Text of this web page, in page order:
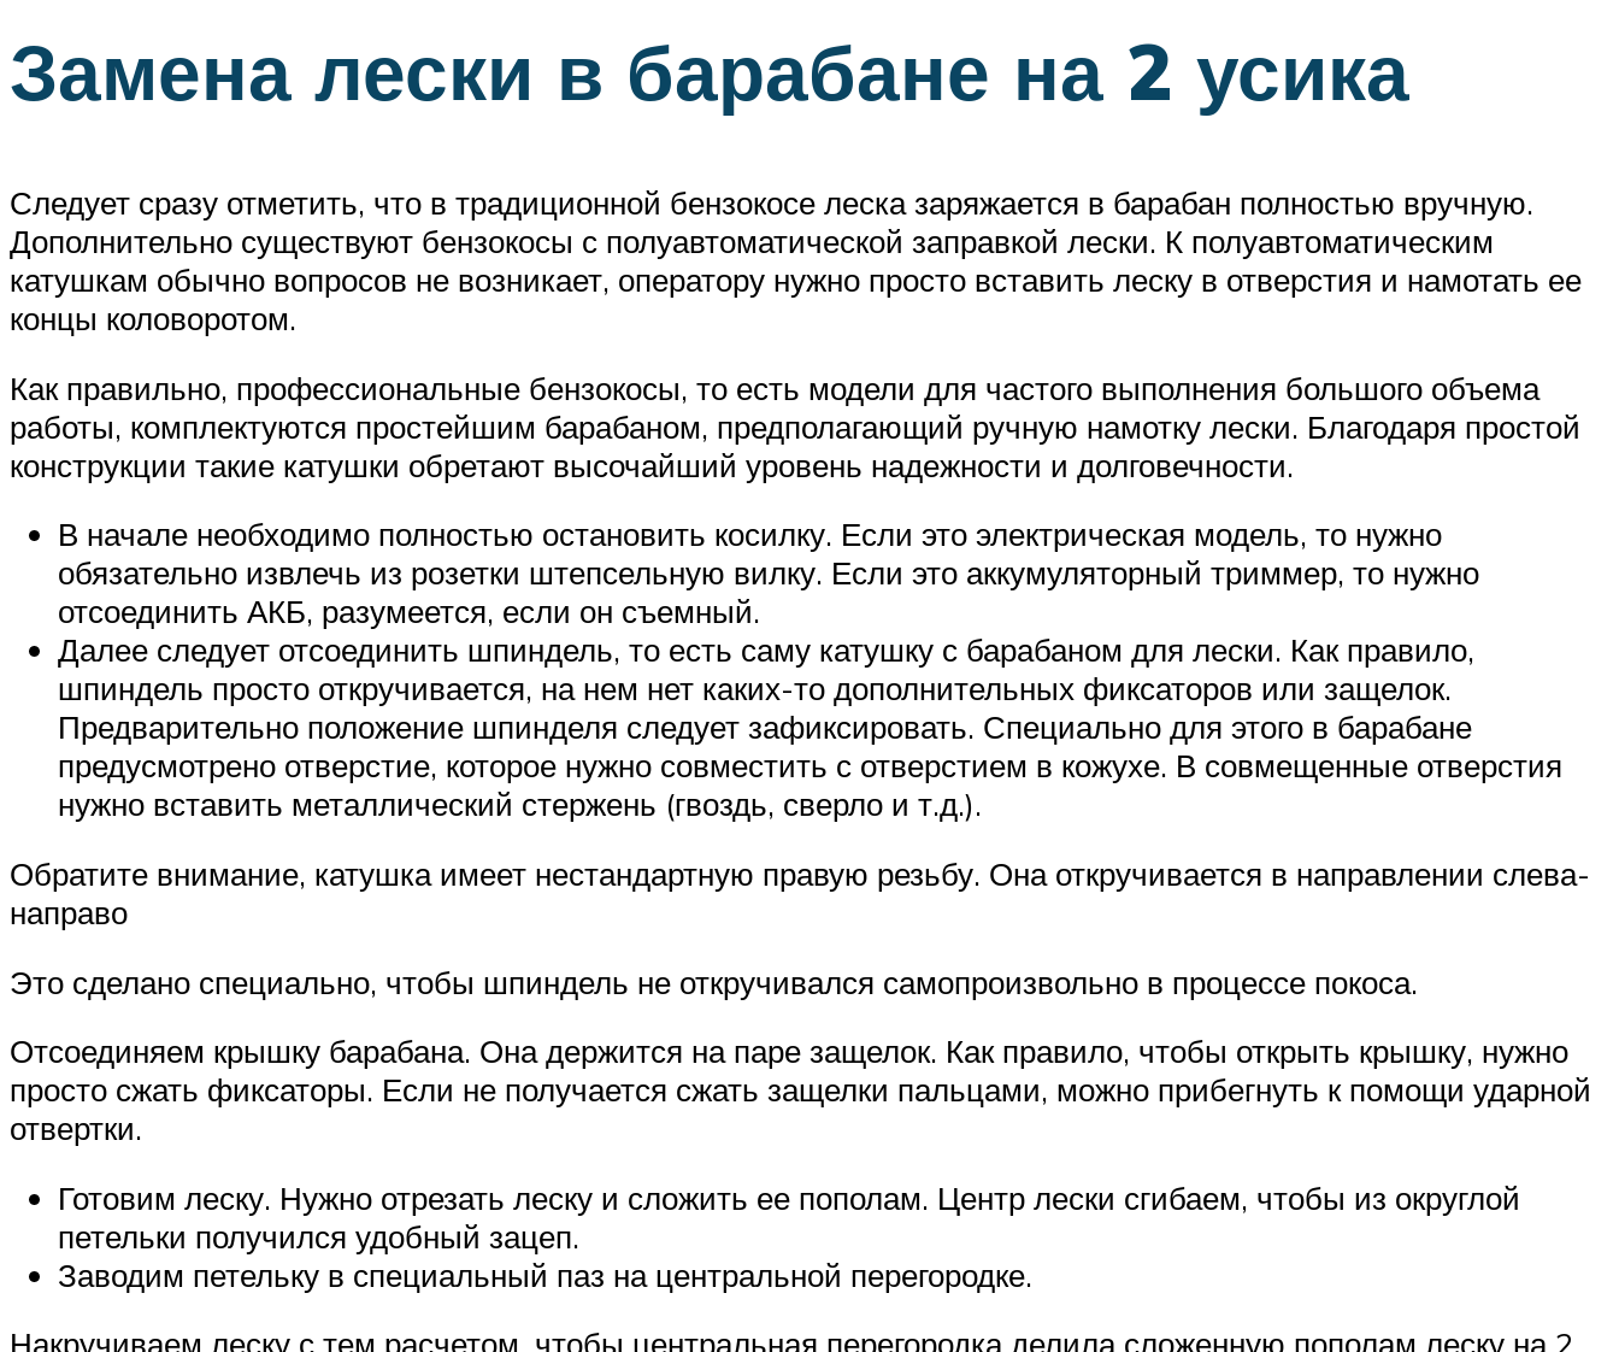
Замена лески в барабане на 2 усика
Следует сразу отметить, что в традиционной бензокосе леска заряжается в барабан полностью вручную.
Дополнительно существуют бензокосы с полуавтоматической заправкой лески. К полуавтоматическим
катушкам обычно вопросов не возникает, оператору нужно просто вставить леску в отверстия и намотать ее
концы коловоротом.
Как правильно, профессиональные бензокосы, то есть модели для частого выполнения большого объема
работы, комплектуются простейшим барабаном, предполагающий ручную намотку лески. Благодаря простой
конструкции такие катушки обретают высочайший уровень надежности и долговечности.
В начале необходимо полностью остановить косилку. Если это электрическая модель, то нужно
обязательно извлечь из розетки штепсельную вилку. Если это аккумуляторный триммер, то нужно
отсоединить АКБ, разумеется, если он съемный.
Далее следует отсоединить шпиндель, то есть саму катушку с барабаном для лески. Как правило,
шпиндель просто откручивается, на нем нет каких-то дополнительных фиксаторов или защелок.
Предварительно положение шпинделя следует зафиксировать. Специально для этого в барабане
предусмотрено отверстие, которое нужно совместить с отверстием в кожухе. В совмещенные отверстия
нужно вставить металлический стержень (гвоздь, сверло и т.д.).
Обратите внимание, катушка имеет нестандартную правую резьбу. Она откручивается в направлении слева-
направо
Это сделано специально, чтобы шпиндель не откручивался самопроизвольно в процессе покоса.
Отсоединяем крышку барабана. Она держится на паре защелок. Как правило, чтобы открыть крышку, нужно
просто сжать фиксаторы. Если не получается сжать защелки пальцами, можно прибегнуть к помощи ударной
отвертки.
Готовим леску. Нужно отрезать леску и сложить ее пополам. Центр лески сгибаем, чтобы из округлой
петельки получился удобный зацеп.
Заводим петельку в специальный паз на центральной перегородке.
Накручиваем леску с тем расчетом, чтобы центральная перегородка делила сложенную пополам леску на 2